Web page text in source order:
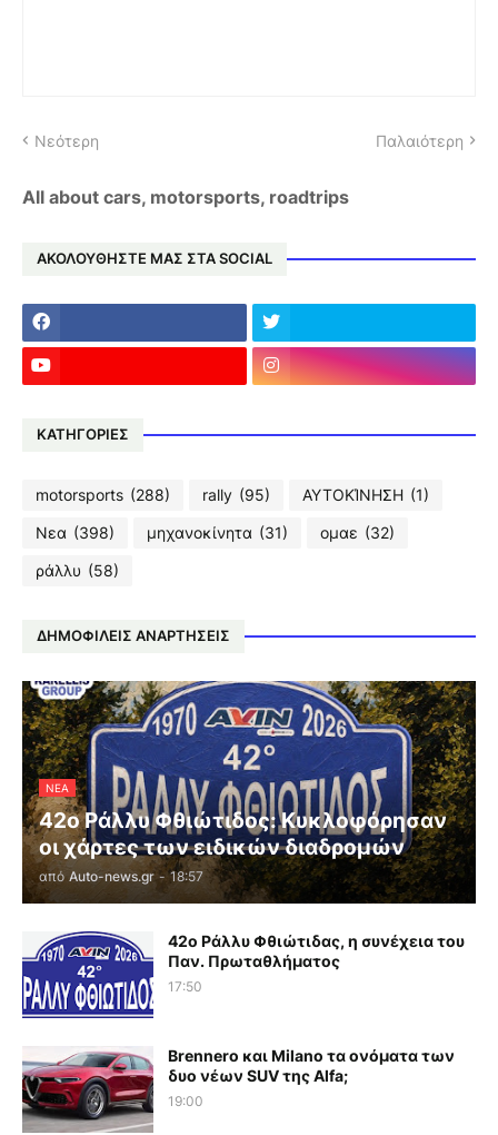
Νεότερη Παλαιότερη
All about cars, motorsports, roadtrips
ΑΚΟΛΟΥΘΗΣΤΕ ΜΑΣ ΣΤΑ SOCIAL
ΚΑΤΗΓΟΡΙΕΣ
motorsports (288) rally (95) ΑΥΤΟΚΊΝΗΣΗ (1)
Νεα (398) μηχανοκίνητα (31) ομαε (32)
ράλλυ (58)
ΔΗΜΟΦΙΛΕΙΣ ΑΝΑΡΤΗΣΕΙΣ
ΝΕΑ
42ο Ράλλυ Φθιώτιδος: Κυκλοφόρησαν
οι χάρτες των ειδικών διαδρομών
από Auto-news.gr - 18:57
42ο Ράλλυ Φθιώτιδας, η συνέχεια του
Παν. Πρωταθλήματος
17:50
Brennero και Milano τα ονόματα των
δυο νέων SUV της Alfa;
19:00